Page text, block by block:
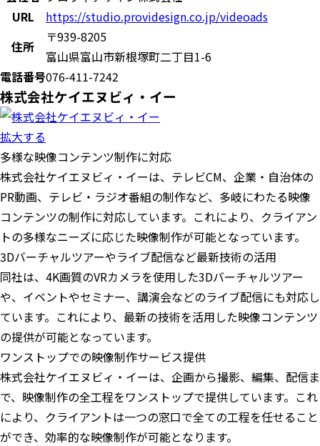
URL
https://studio.providesign.co.jp/videoads
住所
〒939-8205
富山県富山市新根塚町二丁目1-6
電話番号076-411-7242
株式会社ケイエヌビィ・イー
拡大する
多様な映像コンテンツ制作に対応
株式会社ケイエヌビィ・イーは、テレビCM、企業・自治体の
PR動画、テレビ・ラジオ番組の制作など、多岐にわたる映像
コンテンツの制作に対応しています。これにより、クライアン
トの多様なニーズに応じた映像制作が可能となっています。
3Dバーチャルツアーやライブ配信など最新技術の活用
同社は、4K画質のVRカメラを使用した3Dバーチャルツアー
や、イベントやセミナー、講演会などのライブ配信にも対応し
ています。これにより、最新の技術を活用した映像コンテンツ
の提供が可能となっています。
ワンストップでの映像制作サービス提供
株式会社ケイエヌビィ・イーは、企画から撮影、編集、配信ま
で、映像制作の全工程をワンストップで提供しています。これ
により、クライアントは一つの窓口で全ての工程を任せること
ができ、効率的な映像制作が可能となります。